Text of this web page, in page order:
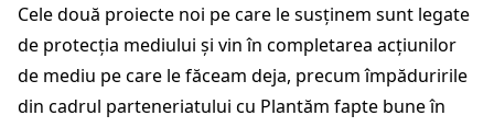
Cele două proiecte noi pe care le susținem sunt legate
de protecția mediului și vin în completarea acțiunilor
de mediu pe care le făceam deja, precum împăduririle
din cadrul parteneriatului cu Plantăm fapte bune în